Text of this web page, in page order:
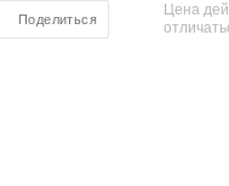
Поделиться
Цена